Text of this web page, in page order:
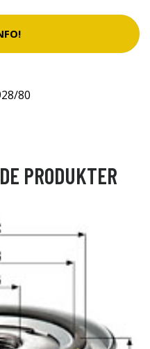
80
PRODUKTER